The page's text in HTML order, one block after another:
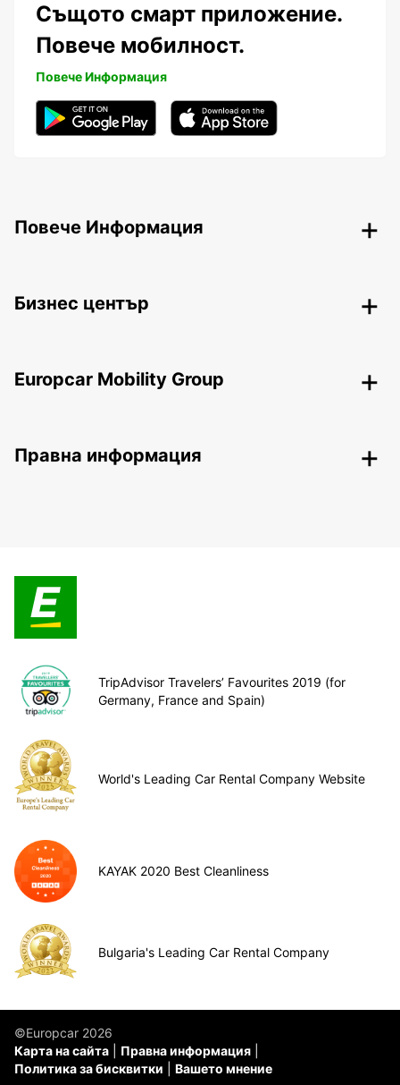
Същото смарт приложение.
Повече мобилност.
Повече Информация
Повече Информация
Бизнес център
Europcar Mobility Group
Правна информация
TripAdvisor Travelers’ Favourites 2019 (for
Germany, France and Spain)
World's Leading Car Rental Company Website
KAYAK 2020 Best Cleanliness
Bulgaria's Leading Car Rental Company
©Europcar 2026
Карта на сайта
Правна информация
Политика за бисквитки
Вашето мнение